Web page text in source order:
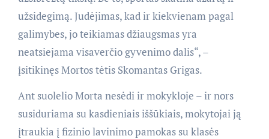
užsidegimą. Judėjimas, kad ir kiekvienam pagal
galimybes, jo teikiamas džiaugsmas yra
neatsiejama visaverčio gyvenimo dalis“, –
įsitikinęs Mortos tėtis Skomantas Grigas.
Ant suolelio Morta nesėdi ir mokykloje – ir nors
susiduriama su kasdieniais iššūkiais, mokytojai ją
įtraukia į fizinio lavinimo pamokas su klasės